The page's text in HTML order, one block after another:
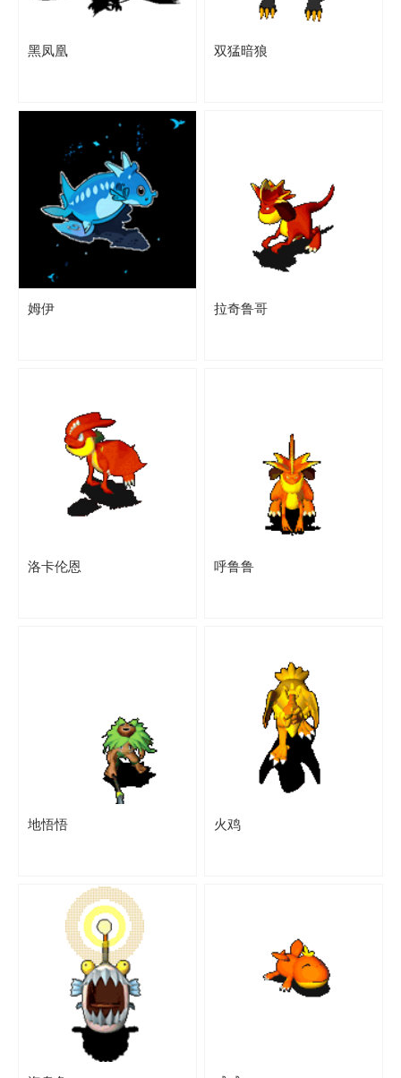
黑凤凰 双猛暗狼
姆伊 拉奇鲁哥
洛卡伦恩 呼鲁鲁
地悟悟 火鸡